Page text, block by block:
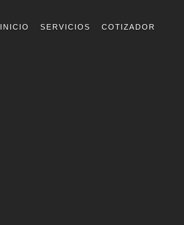
INICIO SERVICIOS COTIZADOR